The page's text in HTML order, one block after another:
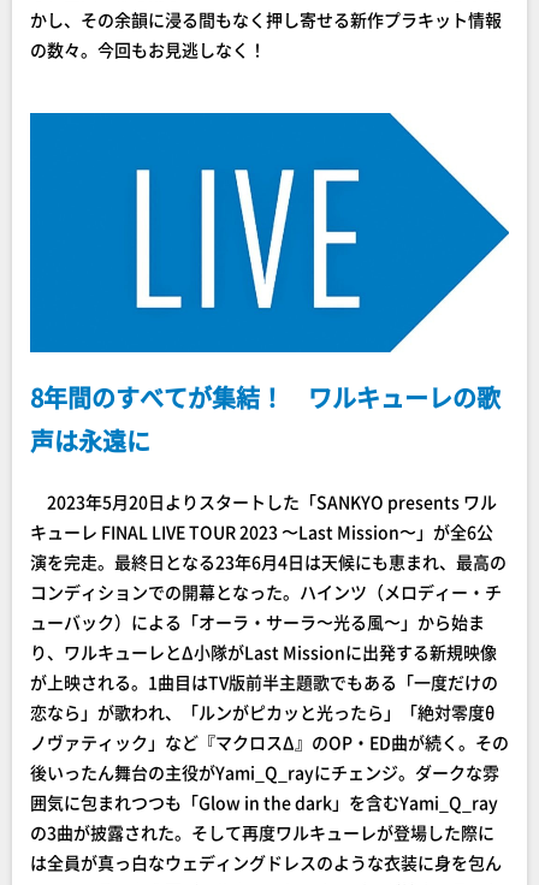
かし、その余韻に浸る間もなく押し寄せる新作プラキット情報
の数々。今回もお見逃しなく！
8年間のすべてが集結！ ワルキューレの歌
声は永遠に
2023年5月20日よりスタートした「SANKYO presents ワル
キューレ FINAL LIVE TOUR 2023 〜Last Mission〜」が全6公
演を完走。最終日となる23年6月4日は天候にも恵まれ、最高の
コンディションでの開幕となった。ハインツ（メロディー・チ
ューバック）による「オーラ・サーラ〜光る風〜」から始ま
り、ワルキューレとΔ小隊がLast Missionに出発する新規映像
が上映される。1曲目はTV版前半主題歌でもある「一度だけの
恋なら」が歌われ、「ルンがピカッと光ったら」「絶対零度θ
ノヴァティック」など『マクロスΔ』のOP・ED曲が続く。その
後いったん舞台の主役がYami_Q_rayにチェンジ。ダークな雰
囲気に包まれつつも「Glow in the dark」を含むYami_Q_ray
の3曲が披露された。そして再度ワルキューレが登場した際に
は全員が真っ白なウェディングドレスのような衣装に身を包ん